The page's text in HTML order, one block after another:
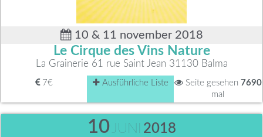
10 & 11 november 2018
Le Cirque des Vins Nature
La Grainerie 61 rue Saint Jean 31130 Balma
7€ Ausführliche Liste Seite gesehen 7690
mal
10 JUNI 2018